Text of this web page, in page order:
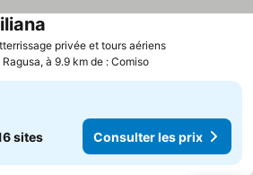
privée et tours aériensConsulter
Ragusa, à 9.9 km de : Comiso
sites Consulter les prix